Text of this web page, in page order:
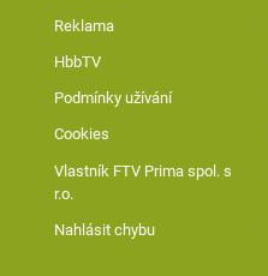
Reklama
HbbTV
Podmínky užívání
Cookies
Vlastník FTV Prima spol. s
r.o.
Nahlásit chybu